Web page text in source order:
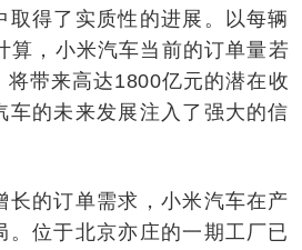
取得了实质性的进展。以每辆
算，小米汽车当前的订单量若
带来高达1800亿元的潜在收
车的未来发展注入了强大的信
的订单需求，小米汽车在产
。位于北京亦庄的一期工厂已